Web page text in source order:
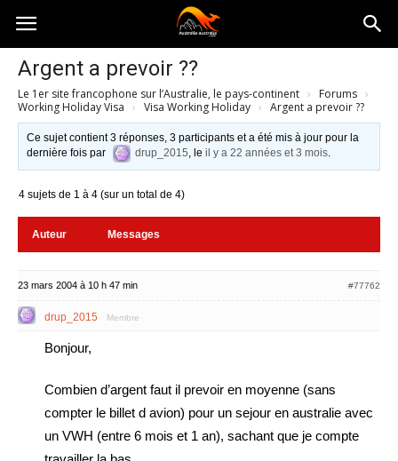
Australia-
australie.com
Argent a prevoir ??
Le 1er site francophone sur l’Australie, le pays-continent › Forums ›
Working Holiday Visa › Visa Working Holiday › Argent a prevoir ??
Ce sujet contient 3 réponses, 3 participants et a été mis à jour pour la
dernière fois par
drup_2015, leil y a 22 années et 3 mois.
4 sujets de 1 à 4 (sur un total de 4)
Auteur Messages
23 mars 2004 à 10 h 47 min #77762
drup_2015 Membre
Bonjour,
Combien d’argent faut il prevoir en moyenne (sans
compter le billet d avion) pour un sejour en australie avec
un VWH (entre 6 mois et 1 an), sachant que je compte